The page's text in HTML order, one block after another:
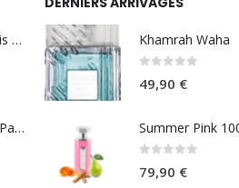
Khair Pistachio - Paris Corner
Khair Fusion Litchi - Paris Corner
Khamrah Waha
49,90 €
79,90 €